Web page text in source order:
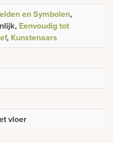
en Symbolen,
Eenvoudig tot
, Kunstenaars
vloer